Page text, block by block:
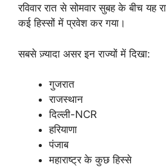
रविवार रात से सोमवार सुबह के बीच यह
कई हिस्सों में प्रवेश कर गया।
सबसे ज़्यादा असर इन राज्यों में दिखा:
गुजरात
राजस्थान
दिल्ली-NCR
हरियाणा
पंजाब
महाराष्ट्र के कुछ हिस्से